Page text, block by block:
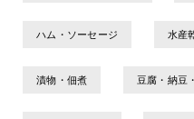
ハム・ソーセージ 水産
漬物・佃煮 豆腐・納豆